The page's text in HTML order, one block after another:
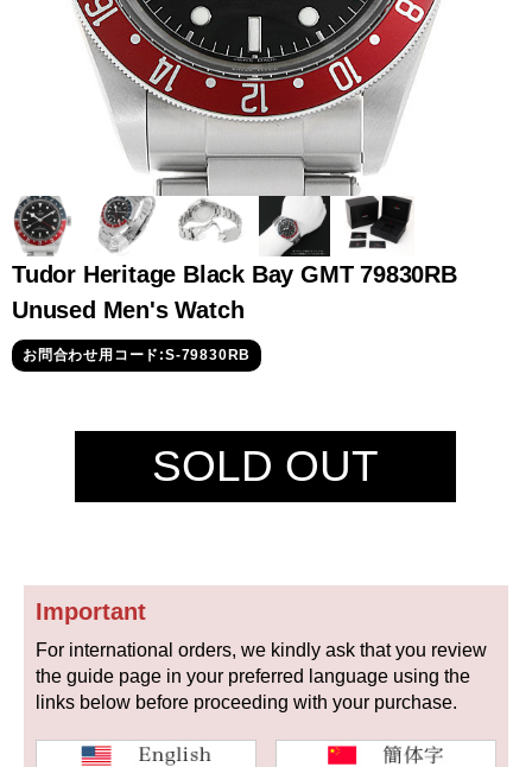
オーデマピゲ ウブロ カルティエ
セイコー
コンスタンタン
商品の状態から探す
新品 未使用品
Tudor Heritage Black Bay GMT 79830RB
Unused Men's Watch
お問合わせ用コード:S-79830RB
SOLD OUT
Important
For international orders, we kindly ask that you review
the guide page in your preferred language using the
links below before proceeding with your purchase.